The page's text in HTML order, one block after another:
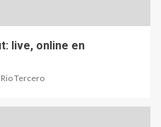
live, online en
Tercero